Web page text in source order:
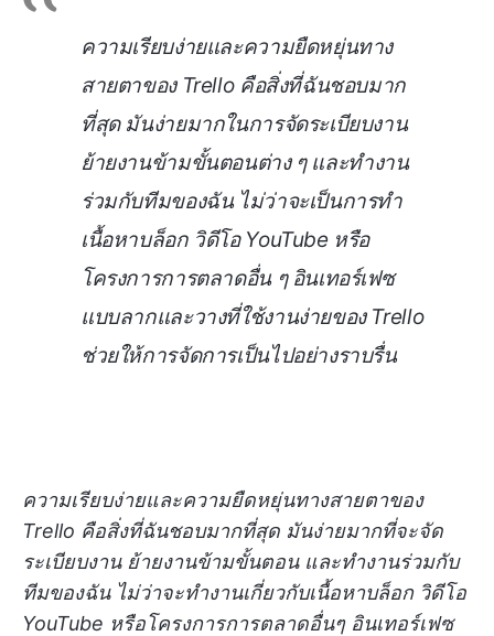
ความเรียบง่ายและความยืดหยุ่นทาง
สายตาของ Trello คือสิ่งที่ฉันชอบมาก
ที่สุด มันง่ายมากในการจัดระเบียบงาน
ย้ายงานข้ามขั้นตอนต่าง ๆ และทำงาน
ร่วมกับทีมของฉัน ไม่ว่าจะเป็นการทำ
เนื้อหาบล็อก วิดีโอ YouTube หรือ
โครงการการตลาดอื่น ๆ อินเทอร์เฟซ
แบบลากและวางที่ใช้งานง่ายของ Trello
ช่วยให้การจัดการเป็นไปอย่างราบรื่น
ความเรียบง่ายและความยืดหยุ่นทางสายตาของ
Trello คือสิ่งที่ฉันชอบมากที่สุด มันง่ายมากที่จะจัด
ระเบียบงาน ย้ายงานข้ามขั้นตอน และทำงานร่วมกับ
ทีมของฉัน ไม่ว่าจะทำงานเกี่ยวกับเนื้อหาบล็อก วิดีโอ
YouTube หรือโครงการการตลาดอื่นๆ อินเทอร์เฟซ